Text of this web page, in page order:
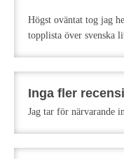
Högst oväntat tog jag
topplista över svenska
Inga fler
Jag tar för närvarande